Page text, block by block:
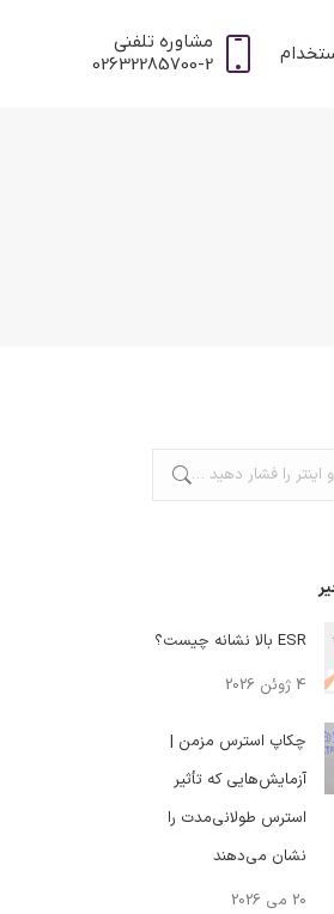
مشاوره تلفنی
02632285700-2
ESR بالا نشانه چیست؟
4 ژوئن 2026
چکاپ استرس مزمن |
آزمایش‌هایی که تأثیر
استرس طولانی‌مدت را
نشان می‌دهند
20 می 2026